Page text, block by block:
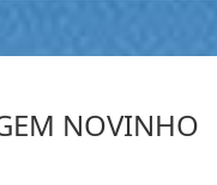
NOVINHO